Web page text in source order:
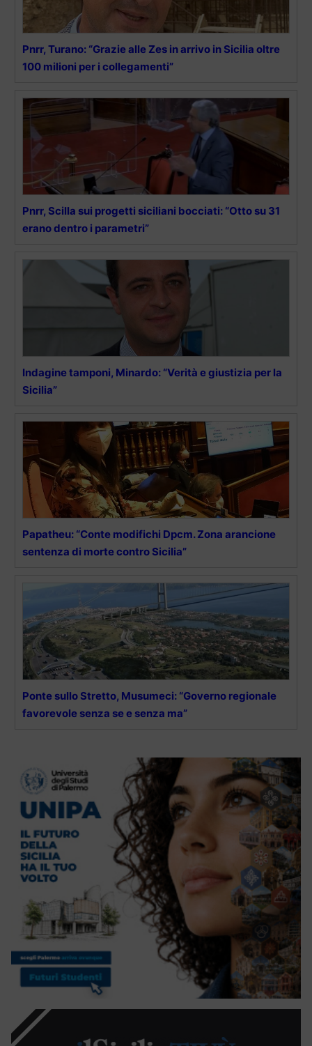
Pnrr, Turano: “Grazie alle Zes in arrivo in Sicilia oltre
100 milioni per i collegamenti”
Pnrr, Scilla sui progetti siciliani bocciati: “Otto su 31
erano dentro i parametri”
Indagine tamponi, Minardo: “Verità e giustizia per la
Sicilia”
Papatheu: “Conte modifichi Dpcm. Zona arancione
sentenza di morte contro Sicilia”
Ponte sullo Stretto, Musumeci: “Governo regionale
favorevole senza se e senza ma”